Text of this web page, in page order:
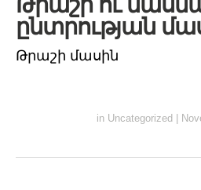
ընտրության
Թրաշի մասին
in Uncategorized